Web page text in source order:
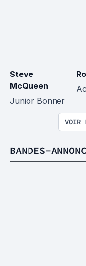
Steve
McQueen
Junior Bonner
VOIR
BANDES-